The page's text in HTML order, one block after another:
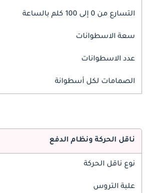
التسارع من 0 إلى 100 كلم بالساعة
سعة الاسطوانات
عدد الاسطوانات
الصمامات لكل أسطوانة
ناقل الحركة ونظام الدفع
نوع ناقل الحركة
علبة التروس